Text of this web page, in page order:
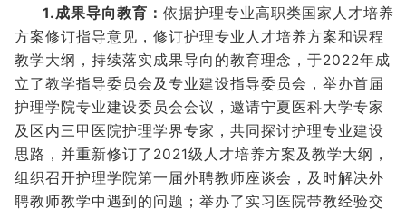
1.成果导向教育： 依据护理专业高职类国家人才培养
方案修订指导意见，修订护理专业人才培养方案和课程
教学大纲，持续落实成果导向的教育理念，于2022年成
立了教学指导委员会及专业建设指导委员会，举办首届
护理学院专业建设委员会会议，邀请宁夏医科大学专家
及区内三甲医院护理学界专家，共同探讨护理专业建设
思路，并重新修订了2021级人才培养方案及教学大纲，
组织召开护理学院第一届外聘教师座谈会，及时解决外
聘教师教学中遇到的问题；举办了实习医院带教经验交